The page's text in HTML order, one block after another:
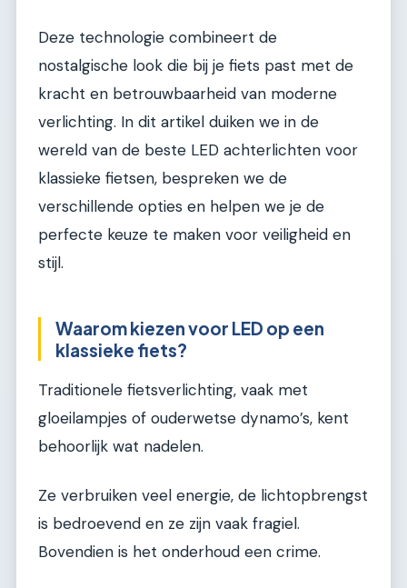
Deze technologie combineert de
nostalgische look die bij je fiets past met de
kracht en betrouwbaarheid van moderne
verlichting. In dit artikel duiken we in de
wereld van de beste LED achterlichten voor
klassieke fietsen, bespreken we de
verschillende opties en helpen we je de
perfecte keuze te maken voor veiligheid en
stijl.
Waarom kiezen voor LED op een
klassieke fiets?
Traditionele fietsverlichting, vaak met
gloeilampjes of ouderwetse dynamo’s, kent
behoorlijk wat nadelen.
Ze verbruiken veel energie, de lichtopbrengst
is bedroevend en ze zijn vaak fragiel.
Bovendien is het onderhoud een crime.